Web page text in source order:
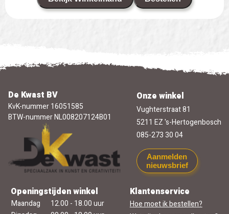
De Kwast BV
KvK-nummer 16051585
BTW-nummer NL008207124B01
Onze winkel
Vughterstraat 81
5211 EZ 's-Hertogenbosch
085-273 30 04
Aanmelden
nieuwsbrief
Openingstijden winkel
Maandag
12.00 - 18.00 uur
Klantenservice
Hoe moet ik bestellen?